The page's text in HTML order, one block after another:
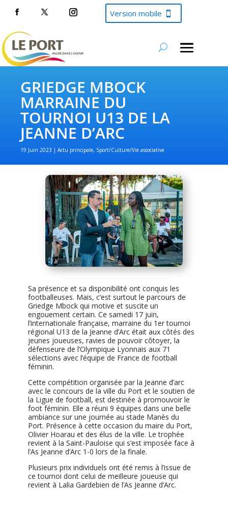
Version mobile
GRIEDGE MBOCK
MARRAINE DU
TOURNOI U13 DE LA
JEANNE D’ARC
19 Juin 2023 Actu principale, Sport/Culture/Vie associative
Sa présence et sa disponibilité ont conquis les
footballeuses. Mais, c’est surtout le parcours de
Griedge Mbock qui motive et suscite un
engouement certain. Ce samedi 17 juin,
l’internationale française, marraine du 1er tournoi
régional U13 de la Jeanne d’Arc était aux côtés des
jeunes joueuses, ravies de pouvoir côtoyer, la
défenseure de l’Olympique Lyonnais aux 71
sélections avec l’équipe de France de football
féminin.
Cette compétition organisée par la Jeanne d’arc
avec le concours de la ville du Port et le soutien de
la Ligue de football, est destinée à promouvoir le
foot féminin. Elle a réuni 9 équipes dans une belle
ambiance sur une journée au stade Manès du
Port. Présence à cette occasion du maire du Port,
Olivier Hoarau et des élus de la ville. Le trophée
revient à la Saint-Pauloise qui s’est imposée face à
l’As Jeanne d’Arc 1-0 lors de la finale.
Plusieurs prix individuels ont été remis à l’issue de
ce tournoi dont celui de meilleure joueuse qui
revient à Lalia Gardebien de l’As Jeanne d’Arc.